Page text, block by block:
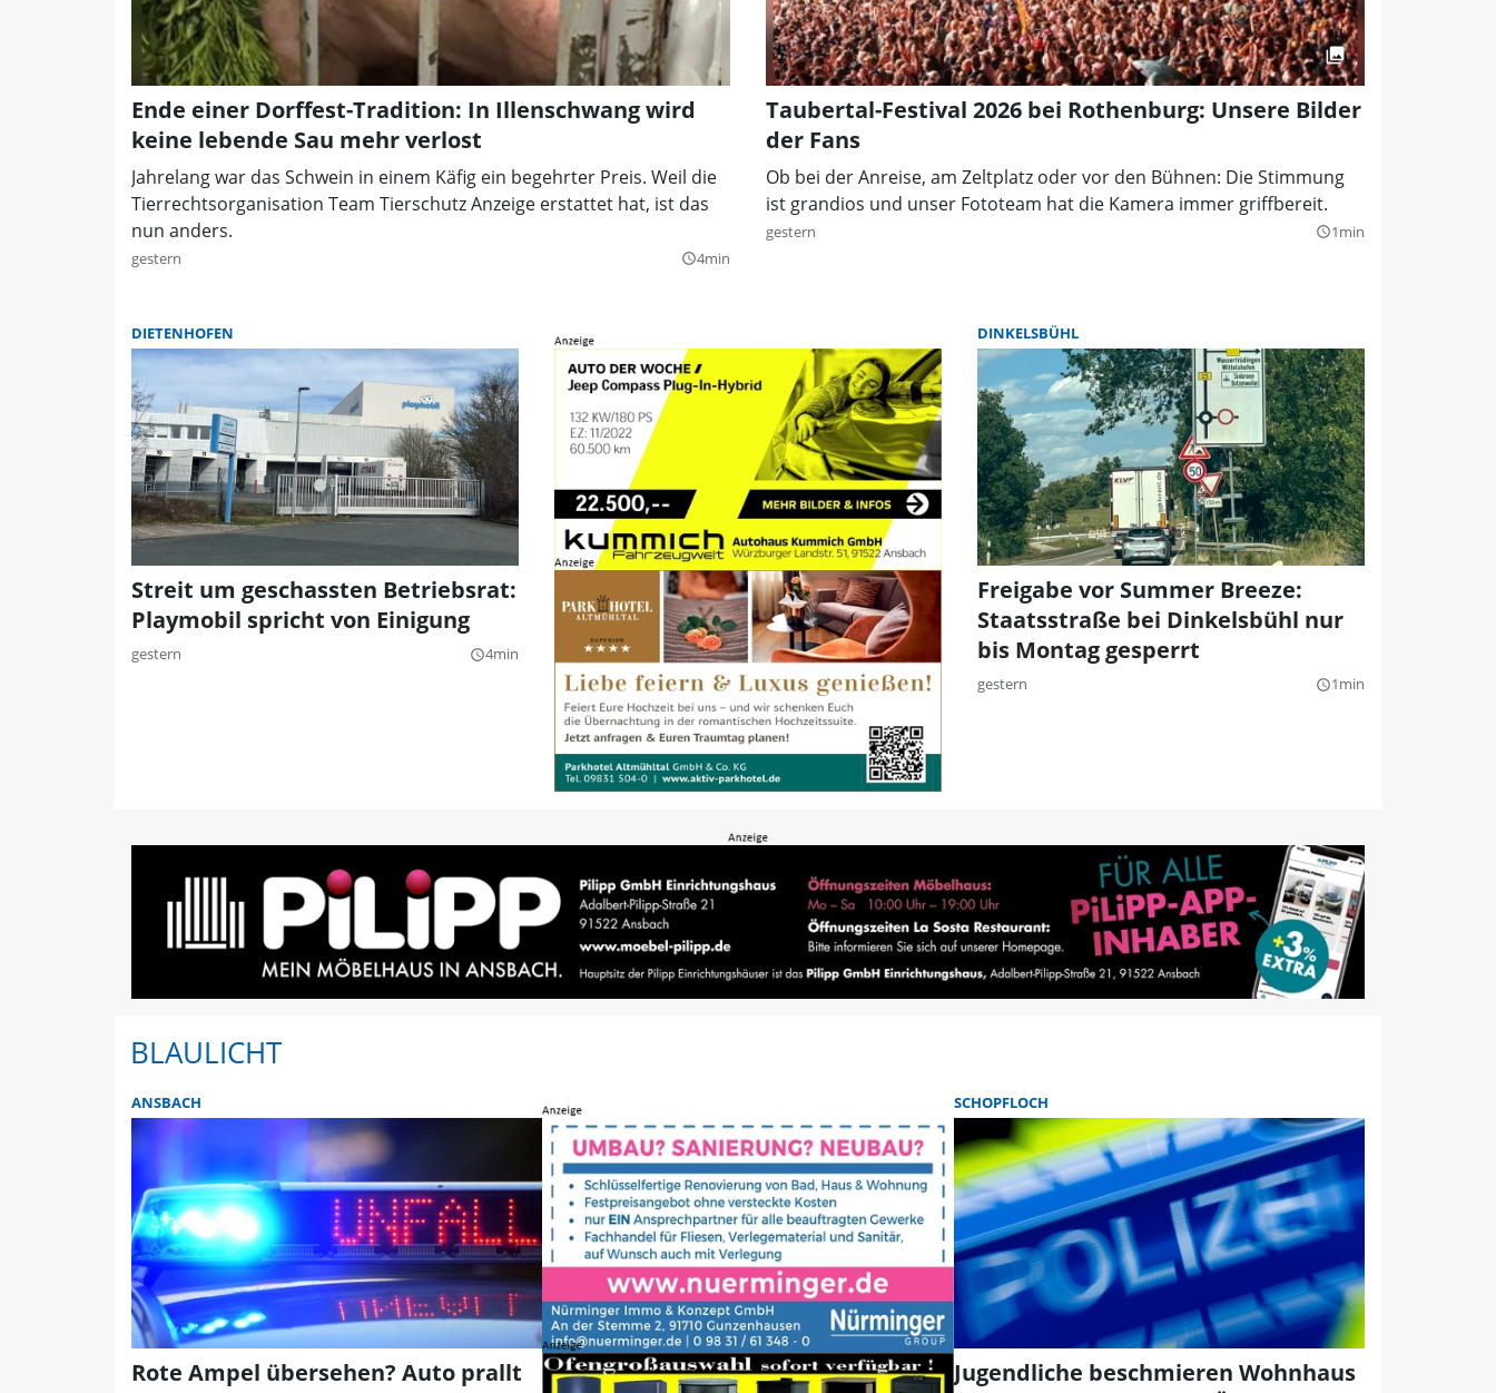
Ende einer Dorffest-Tradition: In Illenschwang wird
keine lebende Sau mehr verlost
Jahrelang war das Schwein in einem Käfig ein begehrter Preis. Weil die
Tierrechtsorganisation Team Tierschutz Anzeige erstattet hat, ist das
nun anders.
gestern query_builder4min
Taubertal-Festival 2026 bei Rothenburg: Unsere Bilder
der Fans
Ob bei der Anreise, am Zeltplatz oder vor den Bühnen: Die Stimmung
ist grandios und unser Fototeam hat die Kamera immer griffbereit.
gestern query_builder1min
DIETENHOFEN
Streit um geschassten Betriebsrat:
Playmobil spricht von Einigung
gestern query_builder4min
DINKELSBÜHL
Freigabe vor Summer Breeze:
Staatsstraße bei Dinkelsbühl nur
bis Montag gesperrt
gestern query_builder1min
BLAULICHT
ANSBACH
Rote Ampel übersehen? Auto prallt
SCHOPFLOCH
Jugendliche beschmieren Wohnhaus